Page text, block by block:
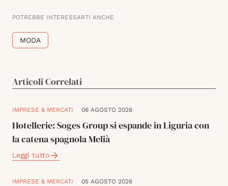
POTREBBE INTERESSARTI ANCHE
MODA
Articoli Correlati
IMPRESE & MERCATI 06 AGOSTO 2026
Hotellerie: Soges Group si espande in Liguria con
la catena spagnola Melià
Leggi tutto
IMPRESE & MERCATI 05 AGOSTO 2026